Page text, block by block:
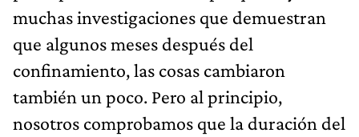
muchas investigaciones que demuestran
que algunos meses después del
confinamiento, las cosas cambiaron
también un poco. Pero al principio,
nosotros comprobamos que la duración del